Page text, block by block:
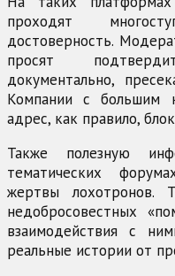
проходят
достоверность.
просят
документально,
Компании с большим
адрес, как правило,
Также полезную
тематических
жертвы лохотронов.
недобросовестных
взаимодействия с
реальные истории от